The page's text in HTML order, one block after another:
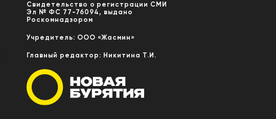
Свидетельство о регистрации СМИ
Эл № ФС 77-76094, выдано
Роскомнадзором
Учредитель: ООО «Жасмин»
Главный редактор: Никитина Т.И.